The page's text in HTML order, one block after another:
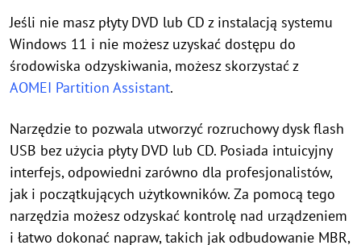
Jeśli nie masz płyty DVD lub CD z instalacją systemu
Windows 11 i nie możesz uzyskać dostępu do
środowiska odzyskiwania, możesz skorzystać z
AOMEI Partition Assistant.
Narzędzie to pozwala utworzyć rozruchowy dysk flash
USB bez użycia płyty DVD lub CD. Posiada intuicyjny
interfejs, odpowiedni zarówno dla profesjonalistów,
jak i początkujących użytkowników. Za pomocą tego
narzędzia możesz odzyskać kontrolę nad urządzeniem
i łatwo dokonać napraw, takich jak odbudowanie MBR,